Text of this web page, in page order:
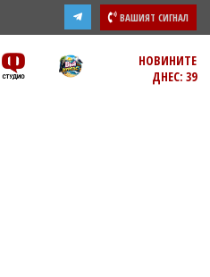
ВАШИЯТ СИГНАЛ
НОВИНИТЕ
ДНЕС: 39